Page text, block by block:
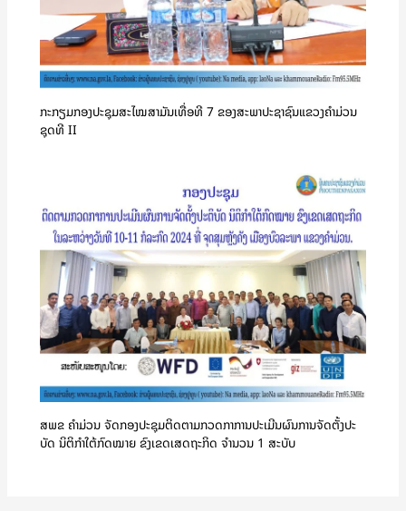
ກະກຽມກອງປະຊຸມສະໄໝສາມັນເທື່ອທີ 7 ຂອງສະພາປະຊາຊົນແຂວງຄໍາມ່ວນ
ຊຸດທີ II
ສພຂ ຄໍາມ່ວນ ຈັດກອງປະຊຸມຕິດຕາມກວດກາການປະເມີນຜົນການຈັດຕັ້ງປະ
ບັດ ນິຕິກຳໃຕ້ກົດໝາຍ ຂົງເຂດເສດຖະກິດ ຈໍານວນ 1 ສະບັບ